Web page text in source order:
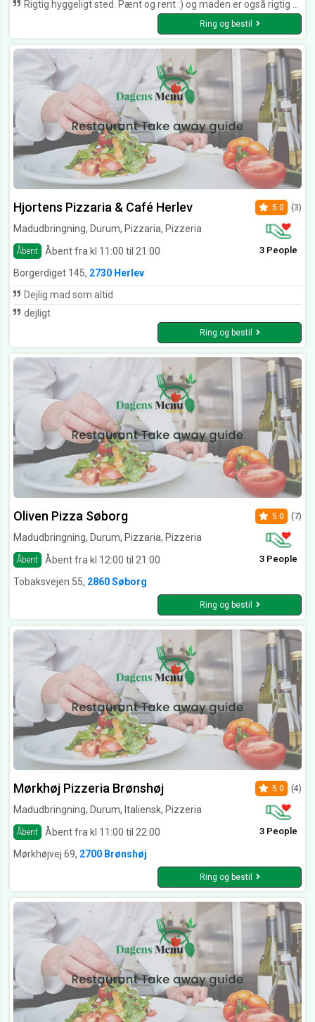
Rigtig hyggeligt sted. Pænt og rent :) og maden er også rigtig god. Det er ikke sidste gang jeg kommer i hvert fald.
Ring og bestil
Hjortens Pizzaria & Café Herlev
Madudbringning, Durum, Pizzaria, Pizzeria
Åbent Åbent fra kl 11:00 til 21:00
5.0 (3)
3 People
Borgerdiget 145, 2730 Herlev
Dejlig mad som altid
dejligt
Ring og bestil
Oliven Pizza Søborg
Madudbringning, Durum, Pizzaria, Pizzeria
Åbent Åbent fra kl 12:00 til 21:00
5.0 (7)
3 People
Tobaksvejen 55, 2860 Søborg
Ring og bestil
Mørkhøj Pizzeria Brønshøj
Madudbringning, Durum, Italiensk, Pizzeria
Åbent Åbent fra kl 11:00 til 22:00
5.0 (4)
3 People
Mørkhøjvej 69, 2700 Brønshøj
Ring og bestil